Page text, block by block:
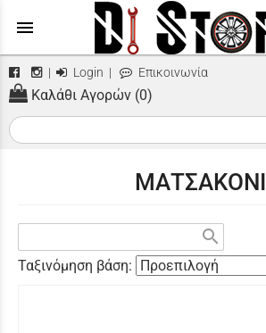
menu
| Login | Επικοινωνία
Καλάθι Αγορών (0)
ΜΑΤΣΑΚΟΝΙ
search
Ταξινόμηση βάση: